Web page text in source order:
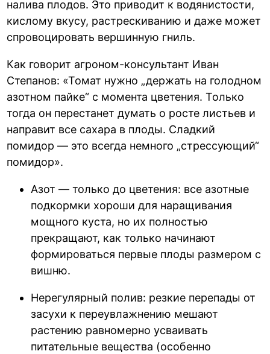
налива плодов. Это приводит к водянистости,
кислому вкусу, растрескиванию и даже может
спровоцировать вершинную гниль.
Как говорит агроном-консультант Иван
Степанов: «Томат нужно „держать на голодном
азотном пайке“ с момента цветения. Только
тогда он перестанет думать о росте листьев и
направит все сахара в плоды. Сладкий
помидор — это всегда немного „стрессующий“
помидор».
Азот — только до цветения: все азотные
подкормки хороши для наращивания
мощного куста, но их полностью
прекращают, как только начинают
формироваться первые плоды размером с
вишню.
Нерегулярный полив: резкие перепады от
засухи к переувлажнению мешают
растению равномерно усваивать
питательные вещества (особенно